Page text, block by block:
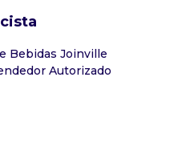
Bebidas Joinville
Autorizado